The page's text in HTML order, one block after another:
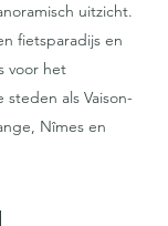
uitzicht.
fietsparadijs en
voor het
steden als Vaison-
Nîmes en